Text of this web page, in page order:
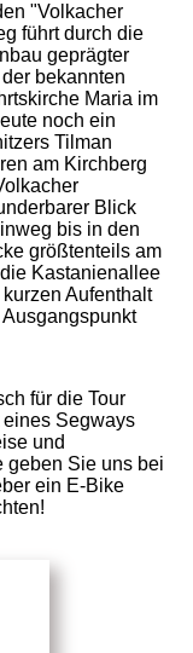
"Volkacher
führt durch die
geprägter
bekannten
Maria im
noch ein
Tilman
am Kirchberg
Blick
bis in den
größtenteils am
Kastanienallee
Aufenthalt
für die Tour
Segways
und
geben Sie uns bei
ein E-Bike